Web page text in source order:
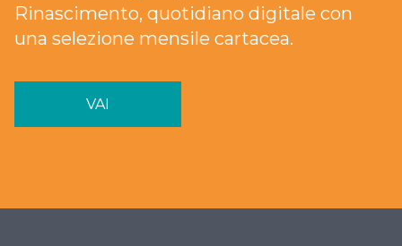
Rinascimento, quotidiano digitale con
una selezione mensile cartacea.
VAI